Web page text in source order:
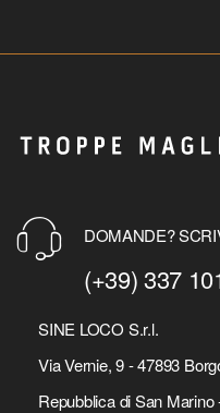
DOMANDE?
(+39) 337
SINE LOCO S.r.l.
Via Vernie, 9 - 47893
Repubblica di San